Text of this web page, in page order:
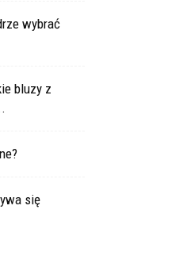
wybrać
bluzy z
się